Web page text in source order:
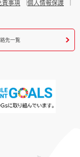
責事項
個人情報保護
先一覧